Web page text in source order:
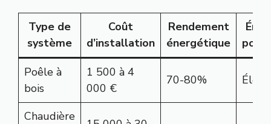
Type de
système
Coût
d’installation
Rendement
énergétique
Poêle à
bois
1 500 à 4
000 €
70-80%
Chaudière